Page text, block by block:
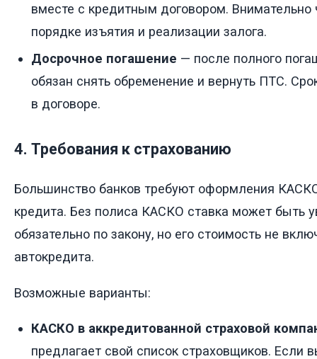
вместе с кредитным договором. Внимательно
порядке изъятия и реализации залога.
Досрочное погашение — после полного
обязан снять обременение и вернуть ПТС.
в договоре.
4. Требования к страхованию
Большинство банков требуют оформления
кредита. Без полиса КАСКО ставка может быть
обязательно по закону, но его стоимость не
автокредита.
Возможные варианты:
КАСКО в аккредитованной страховой
предлагает свой список страховщиков. Если